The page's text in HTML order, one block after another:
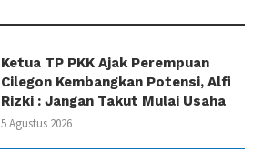
Ketua TP PKK Ajak Perempuan
Cilegon Kembangkan Potensi, Alfi
Rizki : Jangan Takut Mulai Usaha
5 Agustus 2026